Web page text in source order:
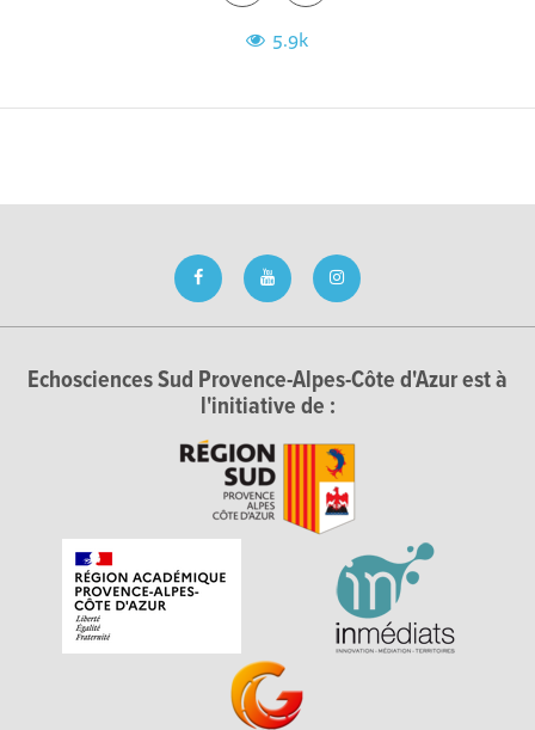
5.9k
Echosciences Sud Provence-Alpes-Côte d'Azur est à
l'initiative de :